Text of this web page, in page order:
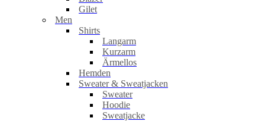
Gilet
Men
Shirts
Langarm
Kurzarm
Ärmellos
Hemden
Sweater & Sweatjacken
Sweater
Hoodie
Sweatjacke